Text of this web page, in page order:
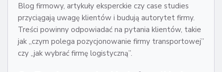
Blog firmowy, artykuły eksperckie czy case studies
przyciągają uwagę klientów i budują autorytet firmy.
Treści powinny odpowiadać na pytania klientów, takie
jak „czym polega pozycjonowanie firmy transportowej”
czy „jak wybrać firmę logistyczną”.